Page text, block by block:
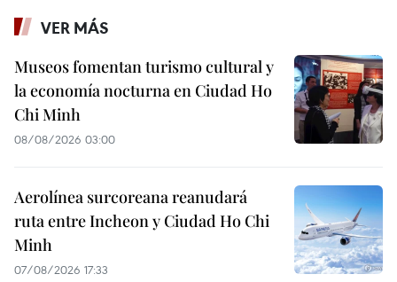
VER MÁS
Museos fomentan turismo cultural y
la economía nocturna en Ciudad Ho
Chi Minh
08/08/2026 03:00
Aerolínea surcoreana reanudará
ruta entre Incheon y Ciudad Ho Chi
Minh
07/08/2026 17:33